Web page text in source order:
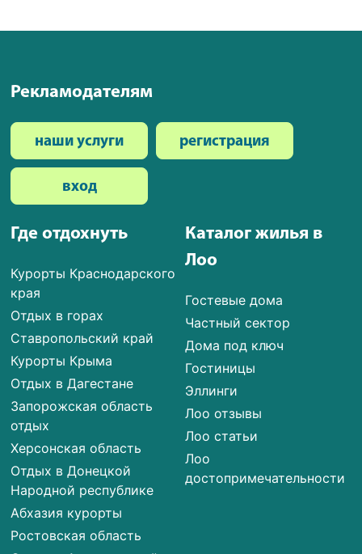
Где отдохнуть
Курорты Краснодарского
края
Отдых в горах
Ставропольский край
Курорты Крыма
Отдых в Дагестане
Запорожская область
отдых
Херсонская область
Отдых в Донецкой
Народной республике
Абхазия курорты
Ростовская область
Каталог жилья в
Лоо
Гостевые дома
Частный сектор
Дома под ключ
Гостиницы
Эллинги
Лоо отзывы
Лоо статьи
Лоо
достопримечательности
Рекламодателям
наши услуги регистрация
вход